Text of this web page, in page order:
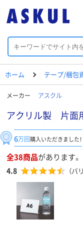
ホーム テープ/梱包
メーカー アスクル
アクリル製 片面
6万回購入いただきました！
全38商品があります。
4.8 （バ